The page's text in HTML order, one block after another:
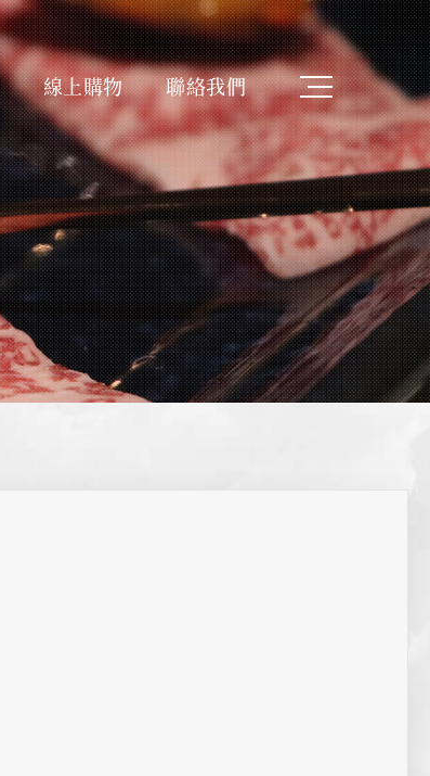
線上購物 聯絡我們
Latest News
最新ニュース